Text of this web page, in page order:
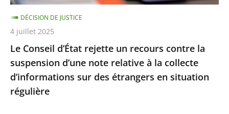
d’une
note
relative
à
la
collecte
d’informations
Le Conseil d’État rejette un recours contre la
suspension d’une note relative à la collecte
d’informations sur des étrangers en situation
régulière
DÉCISION DE JUSTICE
4 juillet 2025